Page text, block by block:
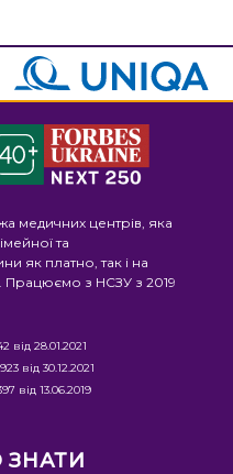
медичних центрів, яка
та
як платно, так і на
з НСЗУ з 2019
від 28.01.2021
від 30.12.2021
від 13.06.2019
ЗНАТИ